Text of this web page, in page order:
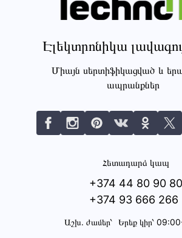
Էլեկտրոնիկա
Միայն սերտիֆիկացված և
ապրանքներ
Հետադարձ կապ
+374 44 80 90 80
+374 93 666 266
Աշխ․ ժամեր՝ Երեք կիր՝